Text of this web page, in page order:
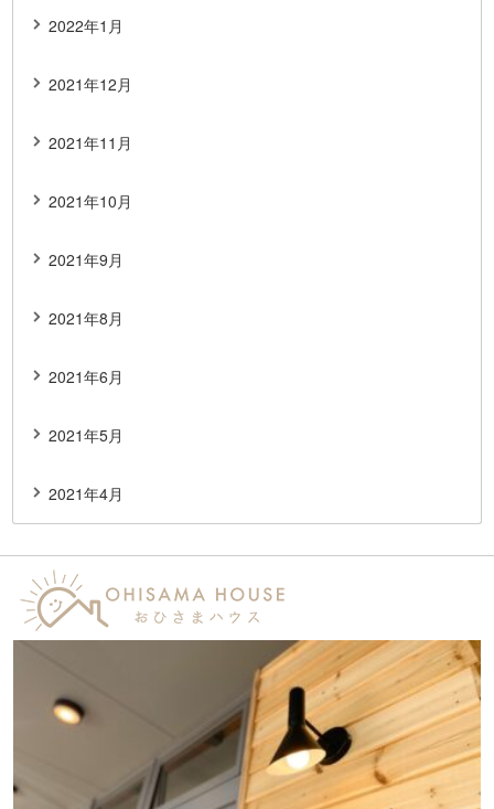
2022年1月
2021年12月
2021年11月
2021年10月
2021年9月
2021年8月
2021年6月
2021年5月
2021年4月